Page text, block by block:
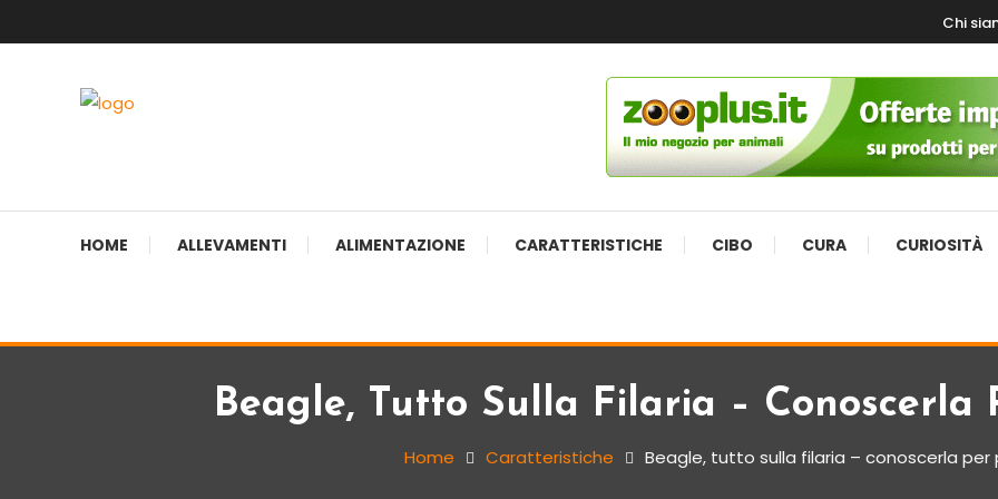
To
Chi
HOME ALLEVAMENTI ALIMENTAZIONE CARATTERISTICHE CIBO CURA CURIOSITÀ
Beagle, Tutto Sulla Filaria – Conoscerla
Home Caratteristiche Beagle, tutto sulla filaria – conoscerla